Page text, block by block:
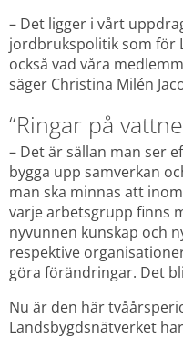
– Det ligger i vårt
jordbrukspolitik som för
också vad våra
säger Christina Milén
“Ringar på
– Det är sällan man ser
bygga upp samverkan
man ska minnas att
varje arbetsgrupp finns
nyvunnen kunskap och
respektive
göra förändringar. Det
Nu är den här
Landsbygdsnätverket